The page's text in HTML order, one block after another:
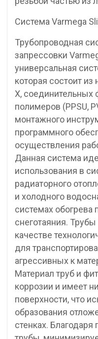
Система Varmega
Трубопроводная
запрессовки
универсальная
которая состоит из
X, соединительных
полимеров (PPSU,
монтажного
программного
осуществления
Данная система
использования в
радиаторного
и холодного
системах обогрева
снеготаяния.
качестве
для
агрессивных к
Материал труб и
коррозии и имеет
поверхности, что
образования
стенках.